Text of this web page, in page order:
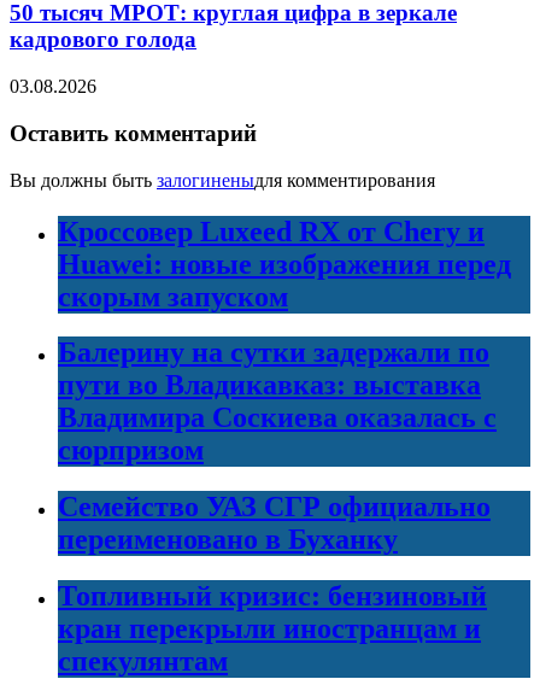
50 тысяч МРОТ: круглая цифра в зеркале
кадрового голода
03.08.2026
Оставить комментарий
Вы должны быть залогиненыдля комментирования
Кроссовер Luxeed RX от Chery и
Huawei: новые изображения перед
скорым запуском
Балерину на сутки задержали по
пути во Владикавказ: выставка
Владимира Соскиева оказалась с
сюрпризом
Семейство УАЗ СГР официально
переименовано в Буханку
Топливный кризис: бензиновый
кран перекрыли иностранцам и
спекулянтам